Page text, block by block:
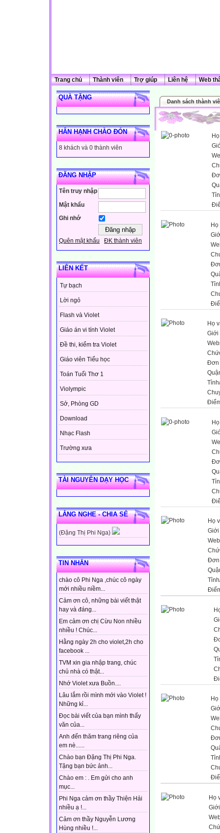
Trang chủ Thành viên Trợ giúp Liên hệ Web
QUÀ TẶNG
HÂN HẠNH CHÀO ĐÓN
8 khách và 0 thành viên
ĐĂNG NHẬP
Tên truy nhập
Mật khẩu
Ghi nhớ
Quên mật khẩu ĐK thành viên
LIÊN KẾT
Tự bạch
Lời ngỏ
Flash và Violet
Giáo án vi tính Violet
Đề thi, kiểm tra Violet
Giáo viên Tiểu học
Toán Tuổi Thơ 1
Violympic
Sở, Phòng GD
Download
Nhạc Flash
Trường xưa
TÀI NGUYÊN DẠY HỌC
LẮNG NGHE - CHIA SẺ
(Đặng Thị Phi Nga)
TIN NHẮN
chào cô Phi Nga ,chúc cô ngày
mới nhiều niềm...
Cảm ơn cô, những bài viết thật
hay và đáng...
Em cảm ơn chị Cừu Non nhiều
nhiều ! Chúc...
Hằng ngày 2h cho violet,2h cho
facebook ...
TVM xin gia nhập trang, chúc
chủ nhà có thật...
Nhớ Violet xưa Buồn....
Lâu lắm rồi mình mới vào Violet !
Những kỉ...
Đọc bài viết của bạn mình thấy
văn của...
Anh đến thăm trang riêng của
em nè......
Chào bạn Đặng Thị Phi Nga.
Tặng bạn bức ảnh...
Chào em : . Em gửi cho anh
mục...
Phi Nga cảm ơn thầy Thiện Hải
nhiều ạ !...
Cảm ơn thầy Nguyễn Lương
Hùng nhiều !...
Danh sách thành
Họ
Họ
Giới
Đơn
Họ
Giới
Đơn
Họ